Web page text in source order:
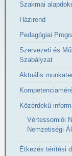
Szakmai
Házirend
Pedagógiai
Szervezeti és
Szabályzat
Aktuális
Közérdekű
Vértessomlói
Nemzetiségi
Étkezés térítési